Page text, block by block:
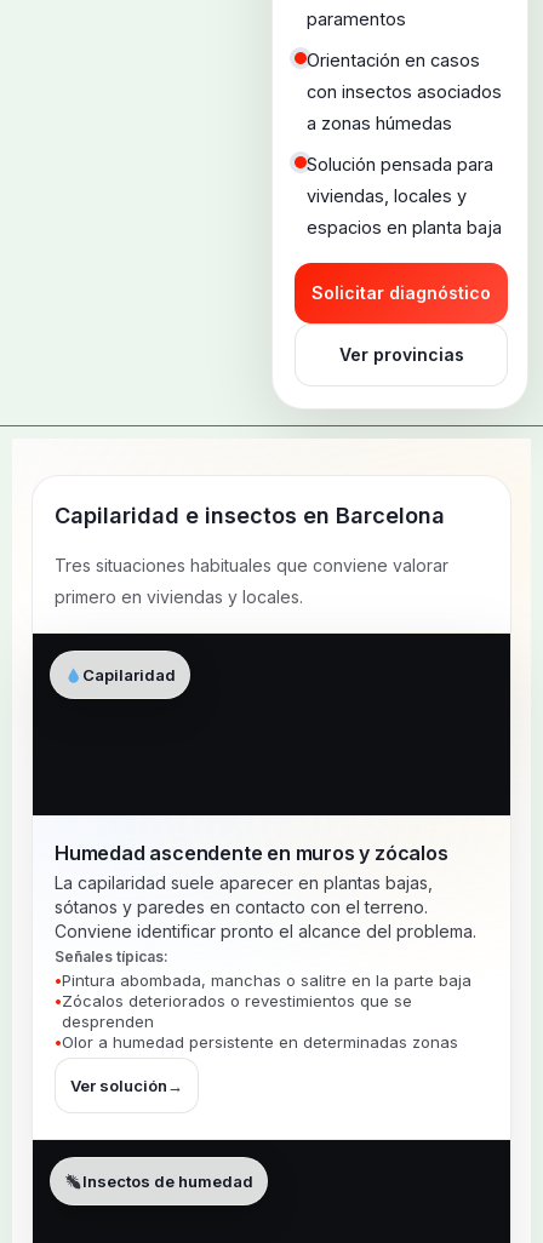
paramentos
Orientación en casos
con insectos asociados
a zonas húmedas
Solución pensada para
viviendas, locales y
espacios en planta baja
Solicitar diagnóstico
Ver provincias
Capilaridad e insectos en Barcelona
Tres situaciones habituales que conviene valorar
primero en viviendas y locales.
Capilaridad
Humedad ascendente en muros y zócalos
La capilaridad suele aparecer en plantas bajas,
sótanos y paredes en contacto con el terreno.
Conviene identificar pronto el alcance del problema.
Señales típicas:
Pintura abombada, manchas o salitre en la parte baja
Zócalos deteriorados o revestimientos que se
desprenden
Olor a humedad persistente en determinadas zonas
Ver solución→
Insectos de humedad